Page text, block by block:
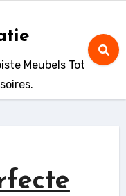
Meubels Tot